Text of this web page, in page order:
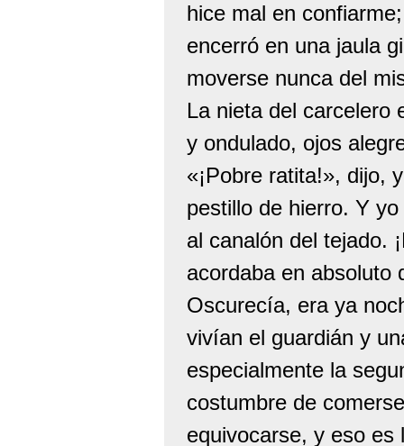
hice mal en
encerró en una jaula
moverse nunca del
La nieta del carcelero
y ondulado, ojos
«¡Pobre ratita!», dijo,
pestillo de hierro. Y
al canalón del tejado.
acordaba en absoluto
Oscurecía, era ya
vivían el guardián y
especialmente la
costumbre de
equivocarse, y eso es